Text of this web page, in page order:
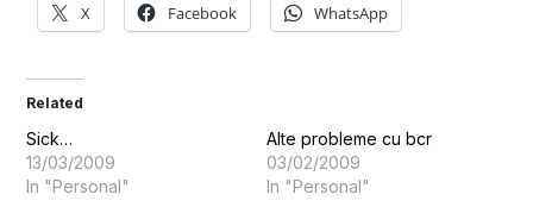
X Facebook WhatsApp
Related
Sick…
13/03/2009
In "Personal"
Alte probleme cu bcr
03/02/2009
In "Personal"